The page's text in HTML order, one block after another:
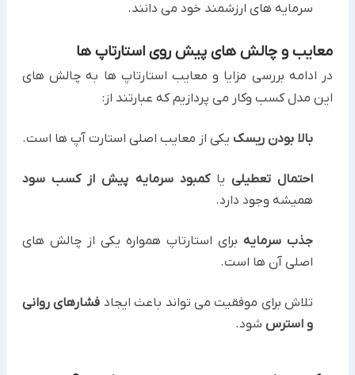
سرمایه های ارزشمند خود می دانند.
معایب و چالش های پیش روی استارتاپ ها
در ادامه بررسی مزایا و معایب استارتاپ ها به چالش های
این مدل کسب وکار می پردازیم که عبارتند از:
بالا بودن ریسک یکی از معایب اصلی استارت آپ ها است.
احتمال تعطیلی یا کمبود سرمایه پیش از کسب سود
همیشه وجود دارد.
جذب سرمایه برای استارتاپ همواره یکی از چالش های
اصلی آن ها است.
تلاش برای موفقیت می تواند باعث ایجاد فشارهای روانی
و استرس شود.